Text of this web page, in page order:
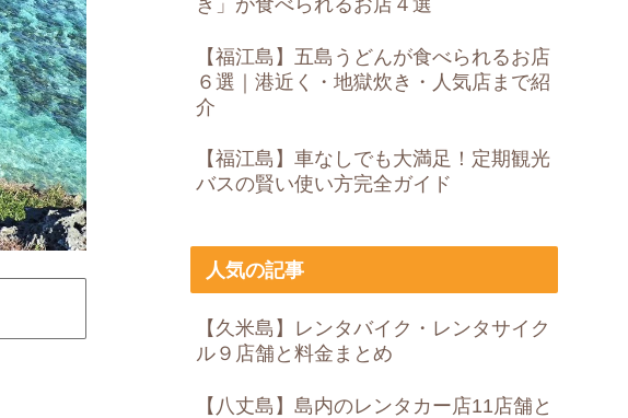
【福江島】五島うどんが食べられるお店
６選｜港近く・地獄炊き・人気店まで紹
介
【福江島】車なしでも大満足！定期観光
バスの賢い使い方完全ガイド
人気の記事
【久米島】レンタバイク・レンタサイク
ル９店舗と料金まとめ
【八丈島】島内のレンタカー店11店舗と